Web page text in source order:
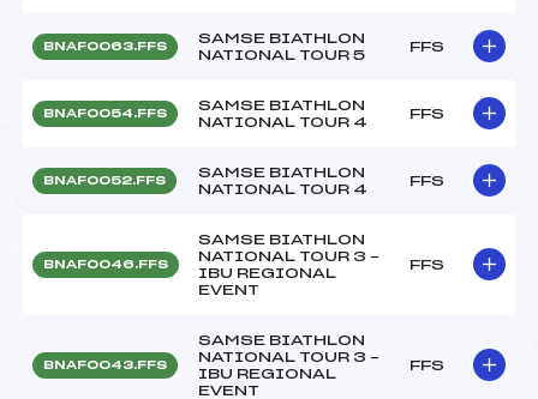
BNAF0063.FFS
SAMSE BIATHLON
NATIONAL TOUR 5
FFS
BNAF0054.FFS
SAMSE BIATHLON
NATIONAL TOUR 4
FFS
BNAF0052.FFS
SAMSE BIATHLON
NATIONAL TOUR 4
FFS
BNAF0046.FFS
SAMSE BIATHLON
NATIONAL TOUR 3 –
IBU REGIONAL
EVENT
FFS
BNAF0043.FFS
SAMSE BIATHLON
NATIONAL TOUR 3 –
IBU REGIONAL
EVENT
FFS